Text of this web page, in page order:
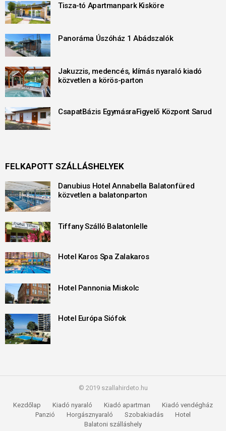
Tisza-tó Apartmanpark Kisköre
Panoráma Úszóház 1 Abádszalók
Jakuzzis, medencés, klímás nyaraló kiadó
közvetlen a körös-parton
CsapatBázis EgymásraFigyelő Központ Sarud
FELKAPOTT SZÁLLÁSHELYEK
Danubius Hotel Annabella Balatonfüred
közvetlen a balatonparton
Tiffany Szálló Balatonlelle
Hotel Karos Spa Zalakaros
Hotel Pannonia Miskolc
Hotel Európa Siófok
© 2019 szallahirdeto.hu
Kezdőlap Kiadó nyaraló Kiadó apartman
Kiadó vendégház
Panzió
Horgásznyaraló Szobakiadás
Hotel
Balatoni szálláshely